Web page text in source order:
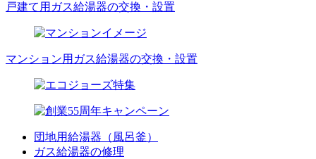
戸建て用ガス給湯器の交換・設置
マンション用ガス給湯器の交換・設置
団地用給湯器（風呂釜）
ガス給湯器の修理